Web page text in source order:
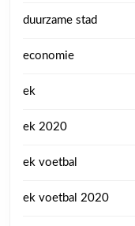
duurzame stad
economie
ek
ek 2020
ek voetbal
ek voetbal 2020